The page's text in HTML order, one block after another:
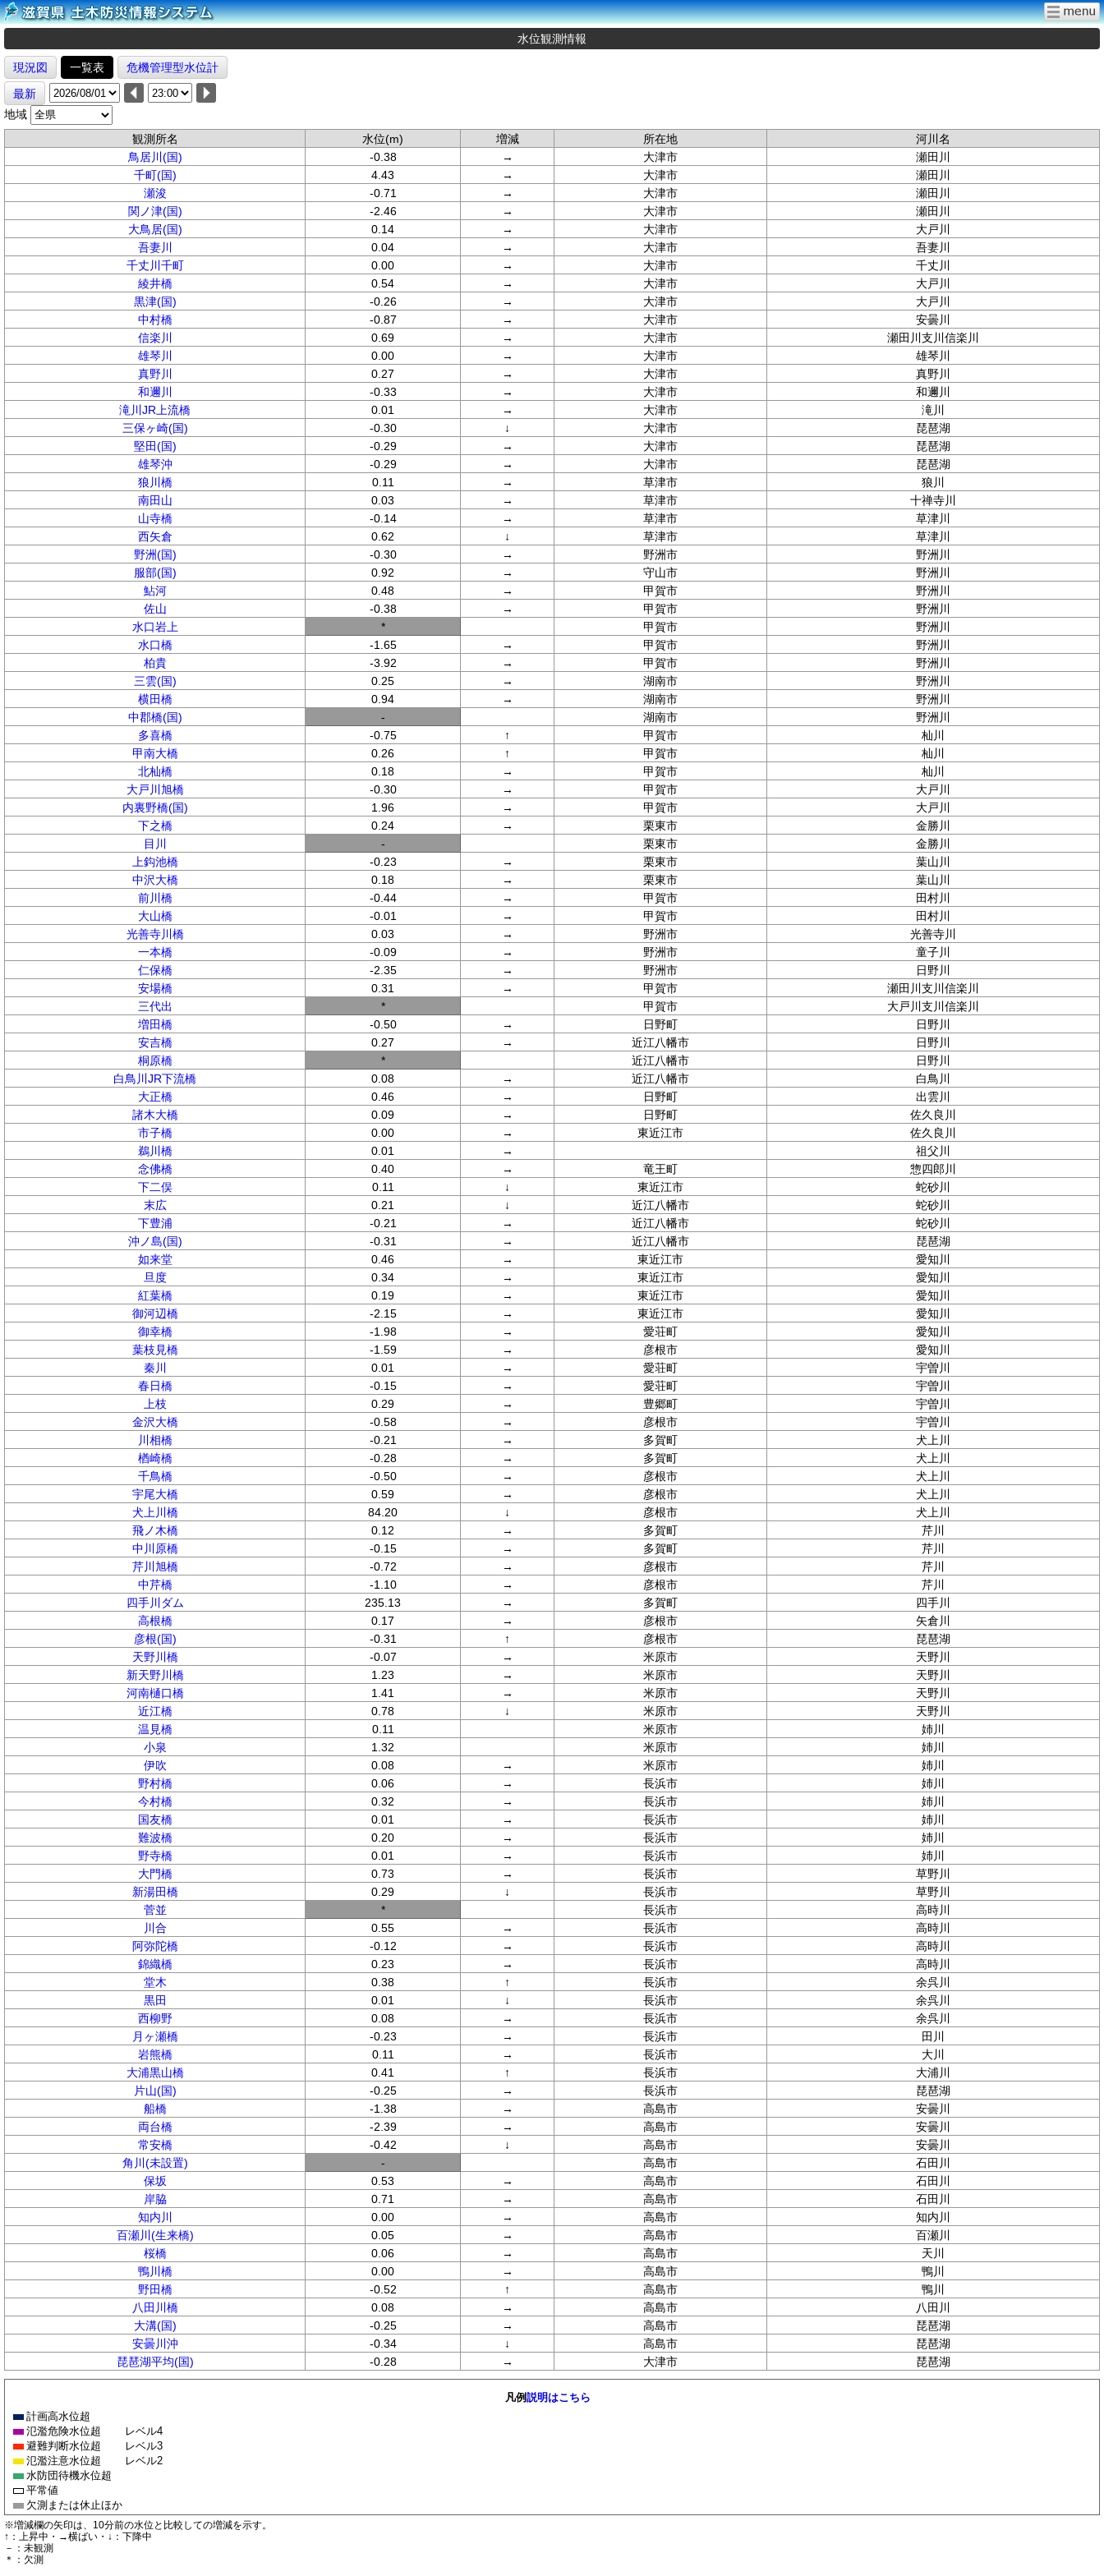
水位観測情報
現況図 一覧表
危機管理型水位計
最新
地域
観測所名
水位(m) 増減 所在地
河川名
鳥居川(国)
-0.38 → 大津市
瀬田川
千町(国)
4.43 → 大津市
瀬田川
瀬浚
-0.71 → 大津市
瀬田川
関ノ津(国)
-2.46 → 大津市
瀬田川
大鳥居(国)
0.14 → 大津市
大戸川
吾妻川
0.04 → 大津市
吾妻川
千丈川千町
0.00 → 大津市
千丈川
綾井橋
0.54 → 大津市
大戸川
黒津(国)
-0.26 → 大津市
大戸川
中村橋
-0.87 → 大津市
安曇川
信楽川
0.69 → 大津市
瀬田川支川信楽川
雄琴川
0.00 → 大津市
雄琴川
真野川
0.27 → 大津市
真野川
和邇川
-0.33 → 大津市
和邇川
滝川JR上流橋
0.01 → 大津市
滝川
三保ヶ崎(国)
-0.30 ↓ 大津市
琵琶湖
堅田(国)
-0.29 → 大津市
琵琶湖
雄琴沖
-0.29 → 大津市
琵琶湖
狼川橋
0.11 → 草津市
狼川
南田山
0.03 → 草津市
十禅寺川
山寺橋
-0.14 → 草津市
草津川
西矢倉
0.62 ↓ 草津市
草津川
野洲(国)
-0.30 → 野洲市
野洲川
服部(国)
0.92 → 守山市
野洲川
鮎河
0.48 → 甲賀市
野洲川
佐山
-0.38 → 甲賀市
野洲川
水口岩上
* 甲賀市
野洲川
水口橋
-1.65 → 甲賀市
野洲川
柏貴
-3.92 → 甲賀市
野洲川
三雲(国)
0.25 → 湖南市
野洲川
横田橋
0.94 → 湖南市
野洲川
中郡橋(国)
- 湖南市
野洲川
多喜橋
-0.75 ↑ 甲賀市
杣川
甲南大橋
0.26 ↑ 甲賀市
杣川
北杣橋
0.18 → 甲賀市
杣川
大戸川旭橋
-0.30 → 甲賀市
大戸川
内裏野橋(国)
1.96 → 甲賀市
大戸川
下之橋
0.24 → 栗東市
金勝川
目川
- 栗東市
金勝川
上鈎池橋
-0.23 → 栗東市
葉山川
中沢大橋
0.18 → 栗東市
葉山川
前川橋
-0.44 → 甲賀市
田村川
大山橋
-0.01 → 甲賀市
田村川
光善寺川橋
0.03 → 野洲市
光善寺川
一本橋
-0.09 → 野洲市
童子川
仁保橋
-2.35 → 野洲市
日野川
安場橋
0.31 → 甲賀市
瀬田川支川信楽川
三代出
* 甲賀市
大戸川支川信楽川
増田橋
-0.50 → 日野町
日野川
安吉橋
0.27 → 近江八幡市
日野川
桐原橋
* 近江八幡市
日野川
白鳥川JR下流橋
0.08 → 近江八幡市
白鳥川
大正橋
0.46 → 日野町
出雲川
諸木大橋
0.09 → 日野町
佐久良川
市子橋
0.00 → 東近江市
佐久良川
鵜川橋
0.01 →
祖父川
念佛橋
0.40 → 竜王町
惣四郎川
下二俣
0.11 ↓ 東近江市
蛇砂川
末広
0.21 ↓ 近江八幡市
蛇砂川
下豊浦
-0.21 → 近江八幡市
蛇砂川
沖ノ島(国)
-0.31 → 近江八幡市
琵琶湖
如来堂
0.46 → 東近江市
愛知川
旦度
0.34 → 東近江市
愛知川
紅葉橋
0.19 → 東近江市
愛知川
御河辺橋
-2.15 → 東近江市
愛知川
御幸橋
-1.98 → 愛荘町
愛知川
葉枝見橋
-1.59 → 彦根市
愛知川
秦川
0.01 → 愛荘町
宇曽川
春日橋
-0.15 → 愛荘町
宇曽川
上枝
0.29 → 豊郷町
宇曽川
金沢大橋
-0.58 → 彦根市
宇曽川
川相橋
-0.21 → 多賀町
犬上川
楢崎橋
-0.28 → 多賀町
犬上川
千鳥橋
-0.50 → 彦根市
犬上川
宇尾大橋
0.59 → 彦根市
犬上川
犬上川橋
84.20 ↓ 彦根市
犬上川
飛ノ木橋
0.12 → 多賀町
芹川
中川原橋
-0.15 → 多賀町
芹川
芹川旭橋
-0.72 → 彦根市
芹川
中芹橋
-1.10 → 彦根市
芹川
四手川ダム
235.13 → 多賀町
四手川
高根橋
0.17 → 彦根市
矢倉川
彦根(国)
-0.31 ↑ 彦根市
琵琶湖
天野川橋
-0.07 → 米原市
天野川
新天野川橋
1.23 → 米原市
天野川
河南樋口橋
1.41 → 米原市
天野川
近江橋
0.78 ↓ 米原市
天野川
温見橋
0.11 米原市
姉川
小泉
1.32 米原市
姉川
伊吹
0.08 → 米原市
姉川
野村橋
0.06 → 長浜市
姉川
今村橋
0.32 → 長浜市
姉川
国友橋
0.01 → 長浜市
姉川
難波橋
0.20 → 長浜市
姉川
野寺橋
0.01 → 長浜市
姉川
大門橋
0.73 → 長浜市
草野川
新湯田橋
0.29 ↓ 長浜市
草野川
菅並
* 長浜市
高時川
川合
0.55 → 長浜市
高時川
阿弥陀橋
-0.12 → 長浜市
高時川
錦織橋
0.23 → 長浜市
高時川
堂木
0.38 ↑ 長浜市
余呉川
黒田
0.01 ↓ 長浜市
余呉川
西柳野
0.08 → 長浜市
余呉川
月ヶ瀬橋
-0.23 → 長浜市
田川
岩熊橋
0.11 → 長浜市
大川
大浦黒山橋
0.41 ↑ 長浜市
大浦川
片山(国)
-0.25 → 長浜市
琵琶湖
船橋
-1.38 → 高島市
安曇川
両台橋
-2.39 → 高島市
安曇川
常安橋
-0.42 ↓ 高島市
安曇川
角川(未設置)
- 高島市
石田川
保坂
0.53 → 高島市
石田川
岸脇
0.71 → 高島市
石田川
知内川
0.00 → 高島市
知内川
百瀬川(生来橋)
0.05 → 高島市
百瀬川
桜橋
0.06 → 高島市
天川
鴨川橋
0.00 → 高島市
鴨川
野田橋
-0.52 ↑ 高島市
鴨川
八田川橋
0.08 → 高島市
八田川
大溝(国)
-0.25 → 高島市
琵琶湖
安曇川沖
-0.34 ↓ 高島市
琵琶湖
琵琶湖平均(国)
-0.28 → 大津市 琵琶湖
凡例説明はこちら
計画高水位超
氾濫危険水位超
レベル4
避難判断水位超
レベル3
氾濫注意水位超
レベル2
水防団待機水位超
平常値
欠測または休止ほか
※増減欄の矢印は、10分前の水位と比較しての増減を示す。
↑：上昇中・→横ばい・↓：下降中
－：未観測
＊：欠測